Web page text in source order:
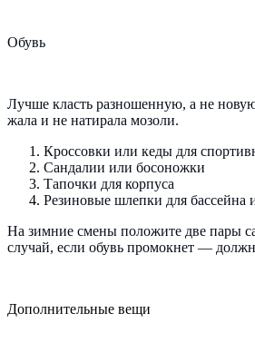
Обувь
Лучше класть разношенную, а не
жала и не натирала мозоли.
Кроссовки или кеды для
Сандалии или босоножки
Тапочки для корпуса
Резиновые шлепки для бассейна
На зимние смены положите две пары
случай, если обувь промокнет —
Дополнительные вещи